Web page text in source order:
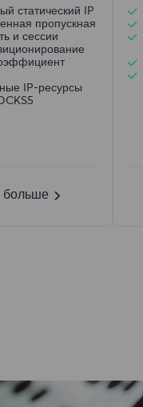
статический IP
пропускная
и сессии
IP-ресурсы
больше